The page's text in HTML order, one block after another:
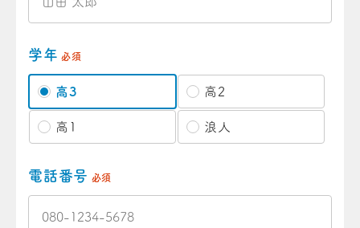
学年 必須
高3 高2
高1 浪人
電話番号 必須